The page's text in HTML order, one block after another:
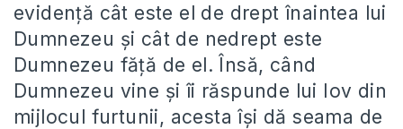
evidență cât este el de drept înaintea lui
Dumnezeu și cât de nedrept este
Dumnezeu făță de el. Însă, când
Dumnezeu vine și îi răspunde lui Iov din
mijlocul furtunii, acesta își dă seama de